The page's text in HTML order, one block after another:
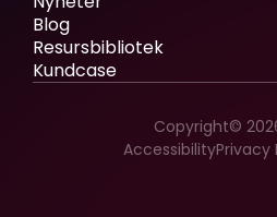
Blog
Resursbibliotek
Kundcase
Copyright©
AccessibilityPrivacy